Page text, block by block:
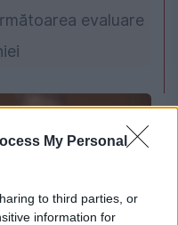
My Personal
to third parties, or
information for
evaluare